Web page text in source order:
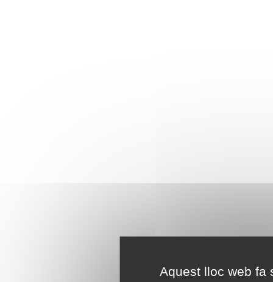
Aquest lloc web fa